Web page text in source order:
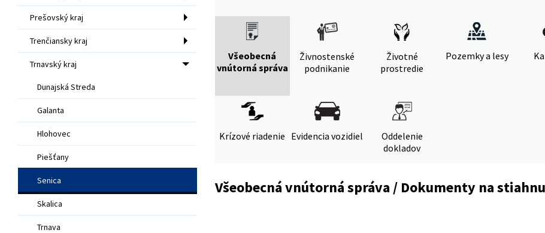
Prešovský kraj
Trenčiansky kraj
Trnavský kraj
Dunajská Streda
Galanta
Hlohovec
Piešťany
Senica
Skalica
Trnava
Všeobecná
vnútorná správa
Živnostenské
podnikanie
Životné
prostredie
Pozemky a lesy
Krízové riadenie Evidencia vozidiel
Oddelenie
dokladov
Všeobecná vnútorná správa / Dokumenty na